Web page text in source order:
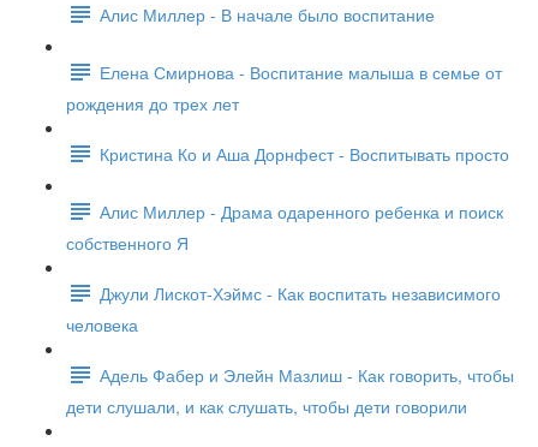
Алис Миллер - В начале было воспитание
Елена Смирнова - Воспитание малыша в семье от
рождения до трех лет
Кристина Ко и Аша Дорнфест - Воспитывать просто
Алис Миллер - Драма одаренного ребенка и поиск
собственного Я
Джули Лискот-Хэймс - Как воспитать независимого
человека
Адель Фабер и Элейн Мазлиш - Как говорить, чтобы
дети слушали, и как слушать, чтобы дети говорили